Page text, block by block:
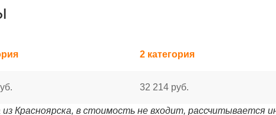
2 категория
32 214 руб.
Красноярска, в стоимость не входит, рассчитывается